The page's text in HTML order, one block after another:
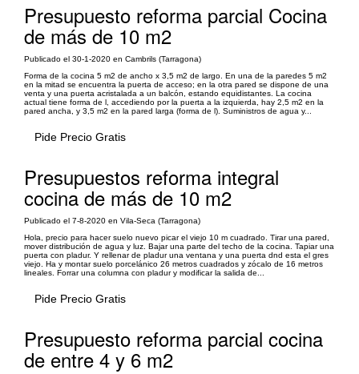
Presupuesto reforma parcial Cocina
de más de 10 m2
Publicado el 30-1-2020 en Cambrils (Tarragona)
Forma de la cocina 5 m2 de ancho x 3,5 m2 de largo. En una de la paredes 5 m2
en la mitad se encuentra la puerta de acceso; en la otra pared se dispone de una
venta y una puerta acristalada a un balcón, estando equidistantes. La cocina
actual tiene forma de l, accediendo por la puerta a la izquierda, hay 2,5 m2 en la
pared ancha, y 3,5 m2 en la pared larga (forma de l). Suministros de agua y...
Pide Precio Gratis
Presupuestos reforma integral
cocina de más de 10 m2
Publicado el 7-8-2020 en Vila-Seca (Tarragona)
Hola, precio para hacer suelo nuevo picar el viejo 10 m cuadrado. Tirar una pared,
mover distribución de agua y luz. Bajar una parte del techo de la cocina. Tapiar una
puerta con pladur. Y rellenar de pladur una ventana y una puerta dnd esta el gres
viejo. Ha y montar suelo porcelánico 26 metros cuadrados y zócalo de 16 metros
lineales. Forrar una columna con pladur y modificar la salida de...
Pide Precio Gratis
Presupuesto reforma parcial cocina
de entre 4 y 6 m2